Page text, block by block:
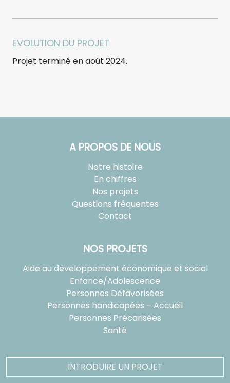
EVOLUTION DU PROJET
Projet terminé en août 2024.
A PROPOS DE NOUS
Notre histoire
En chiffres
Nos projets
Questions fréquentes
Contact
NOS PROJETS
Aide au développement économique et social
Enfance/Adolescence
Personnes Défavorisées
Personnes handicapées – Accueil
Personnes Précarisées
Santé
INTRODUIRE UN PROJET